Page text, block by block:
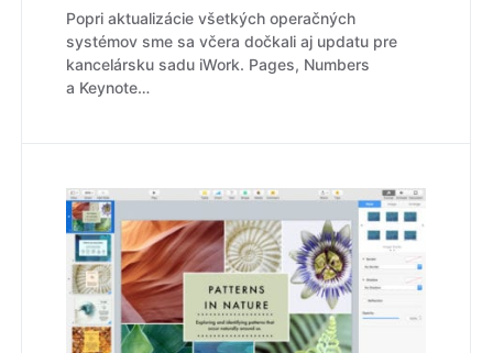
Popri aktualizácie všetkých operačných
systémov sme sa včera dočkali aj updatu pre
kancelársku sadu iWork. Pages, Numbers
a Keynote…